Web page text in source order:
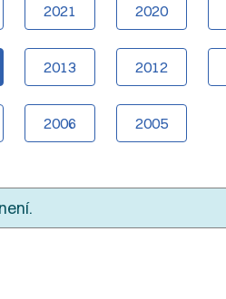
2021 2020
2013 2012
2006 2005